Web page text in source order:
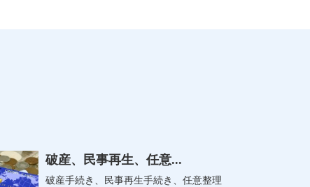
破産、民事再生、任意...
破産手続き、民事再生手続き、任意整理